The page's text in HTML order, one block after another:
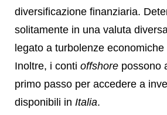
diversificazione finanziaria.
solitamente in una valuta
legato a turbolenze economiche
Inoltre, i conti offshore possono
primo passo per accedere a
disponibili in Italia.